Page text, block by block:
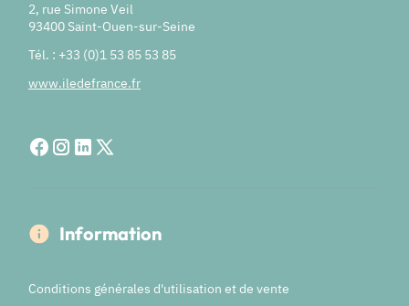
2, rue Simone Veil
93400 Saint-Ouen-sur-Seine
Tél. : +33 (0)1 53 85 53 85
www.iledefrance.fr
Information
Conditions générales d'utilisation et de vente